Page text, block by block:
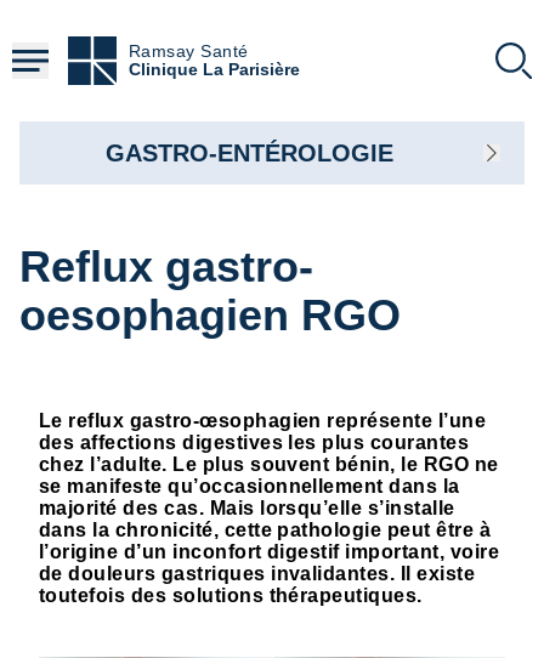
contenu
principal
Ramsay Santé
Clinique La Parisière
Reflux gastro-
oesophagien RGO
Le reflux gastro-œsophagien représente l’une
des affections digestives les plus courantes
chez l’adulte. Le plus souvent bénin, le RGO ne
se manifeste qu’occasionnellement dans la
majorité des cas. Mais lorsqu’elle s’installe
dans la chronicité, cette pathologie peut être à
l’origine d’un inconfort digestif important, voire
de douleurs gastriques invalidantes. Il existe
toutefois des solutions thérapeutiques.
GASTRO-ENTÉROLOGIE